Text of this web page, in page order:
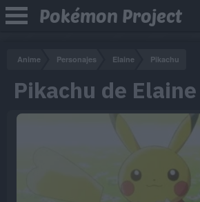
Pokémon Project
Anime Personajes Elaine Pikachu
Pikachu de Elaine